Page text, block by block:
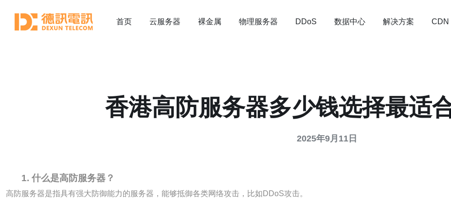
首页 云服务器 裸金属 物理服务器 DDoS 数据中心 解决方案 CDN
香港高防服务器多少钱选择最适
2025年9月11日
1. 什么是高防服务器？
高防服务器是指具有强大防御能力的服务器，能够抵御各类网络攻击，比如DDoS攻击。